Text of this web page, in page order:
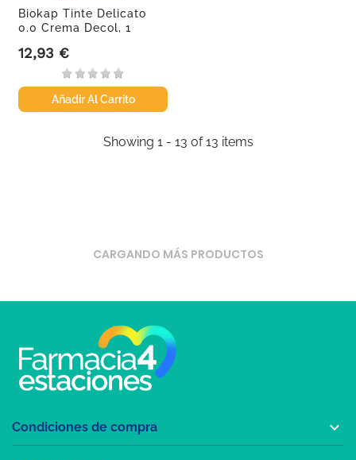
Biokap Tinte Delicato
0.0 Crema Decol, 1
Precio
12,93 €
Añadir Al Carrito
Showing 1 - 13 of 13 items
CARGANDO MÁS PRODUCTOS
Condiciones de compra 